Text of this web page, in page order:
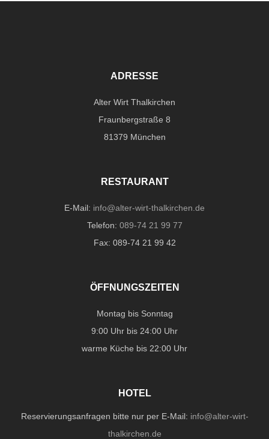
ADRESSE
Alter Wirt Thalkirchen
Fraunbergstraße 8
81379 München
RESTAURANT
E-Mail: info@alter-wirt-thalkirchen.de
Telefon: 089-74 21 99 77
Fax: 089-74 21 99 42
ÖFFNUNGSZEITEN
Montag bis Sonntag
9:00 Uhr bis 24:00 Uhr
warme Küche bis 22:00 Uhr
HOTEL
Reservierungsanfragen bitte nur per E-Mail: info@alter-wirt-
thalkirchen.de